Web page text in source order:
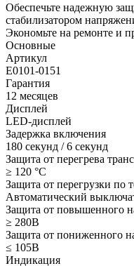
Обеспечьте надежную
стабилизатором
Экономьте на ремонте и
Основные
Артикул
Е0101-0151
Гарантия
12 месяцев
Дисплей
LED-дисплей
Задержка включения
180 секунд / 6 секунд
Защита от перегрева
≥ 120 °С
Защита от перегрузки по
Автоматический
Защита от повышенного
≥ 280В
Защита от пониженного
≤ 105В
Индикация